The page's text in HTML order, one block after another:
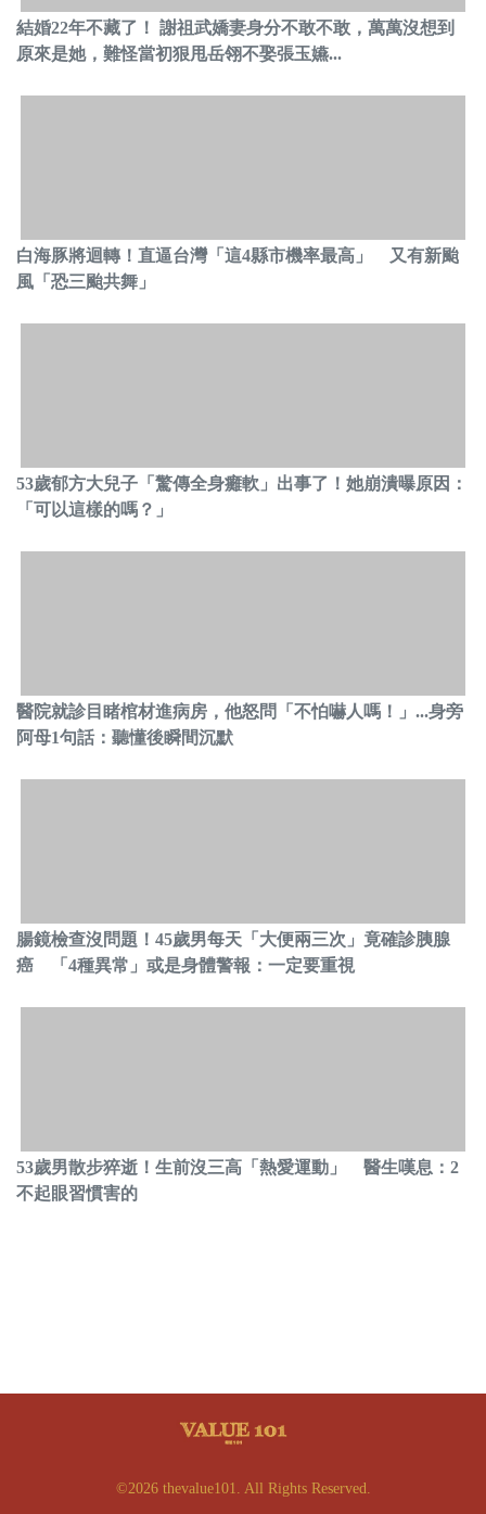
結婚22年不藏了！ 謝祖武嬌妻身分不敢不敢，萬萬沒想到
原來是她，難怪當初狠甩岳翎不娶張玉嬿...
白海豚將迴轉！直逼台灣「這4縣市機率最高」 又有新颱
風「恐三颱共舞」
53歲郁方大兒子「驚傳全身癱軟」出事了！她崩潰曝原因：
「可以這樣的嗎？」
醫院就診目睹棺材進病房，他怒問「不怕嚇人嗎！」...身旁
阿母1句話：聽懂後瞬間沉默
腸鏡檢查沒問題！45歲男每天「大便兩三次」竟確診胰腺
癌 「4種異常」或是身體警報：一定要重視
53歲男散步猝逝！生前沒三高「熱愛運動」 醫生嘆息：2
不起眼習慣害的
©2026 thevalue101. All Rights Reserved.